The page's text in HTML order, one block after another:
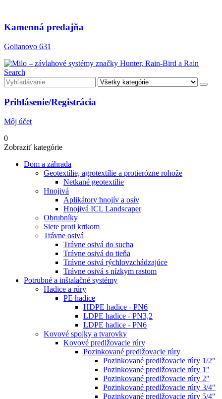
Kamenná predajňa
Golianovo 631
Search
Prihlásenie/Registrácia
Môj účet
0
Zobraziť kategórie
Dom a záhrada
Geotextílie, agrotextílie a protierózne rohože
Netkané geotextílie
Hnojivá
Aplikátory hnojív a osív
Hnojivá ICL Landscaper
Obrubníky
Siete proti krtkom
Trávne osivá
Trávne osivá do sucha
Trávne osivá do tieňa
Trávne osivá rýchlovzchádzajúce
Trávne osivá s nízkym rastom
Potrubné a inštalačné systémy
Hadice a rúry
PE hadice
HDPE hadice - PN6
LDPE hadice - PN3,2
LDPE hadice - PN6
Kovové spojky a tvarovky
Kovové predlžovacie rúry
Pozinkované predlžovacie rúry
Pozinkované predlžovacie rúry 1/2"
Pozinkované predlžovacie rúry 1"
Pozinkované predlžovacie rúry 2"
Pozinkované predlžovacie rúry 3/4"
Pozinkované predlžovacie rúry 5/4"